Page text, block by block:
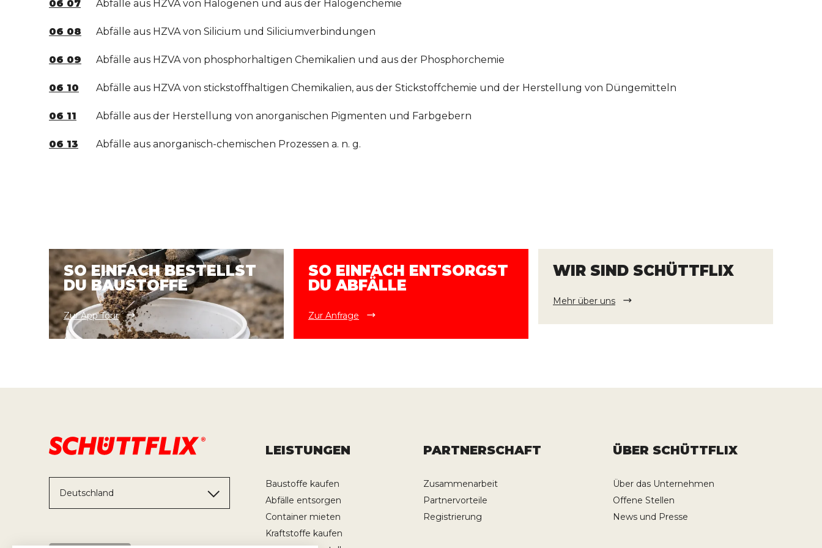
06 07 Abfälle aus HZVA von Halogenen und aus der Halogenchemie
06 08 Abfälle aus HZVA von Silicium und Siliciumverbindungen
06 09 Abfälle aus HZVA von phosphorhaltigen Chemikalien und aus der Phosphorchemie
06 10 Abfälle aus HZVA von stickstoffhaltigen Chemikalien, aus der Stickstoffchemie und der Herstellung von Düngemitteln
06 11 Abfälle aus der Herstellung von anorganischen Pigmenten und Farbgebern
06 13 Abfälle aus anorganisch-chemischen Prozessen a. n. g.
SO EINFACH BESTELLST
DU BAUSTOFFE
Zur App Tour
SO EINFACH ENTSORGST
DU ABFÄLLE
Zur Anfrage
WIR SIND SCHÜTTFLIX
Mehr über uns
Deutschland
LEISTUNGEN
Baustoffe kaufen
Abfälle entsorgen
Container mieten
Kraftstoffe kaufen
PARTNERSCHAFT
Zusammenarbeit
Partnervorteile
Registrierung
ÜBER SCHÜTTFLIX
Über das Unternehmen
Offene Stellen
News und Presse